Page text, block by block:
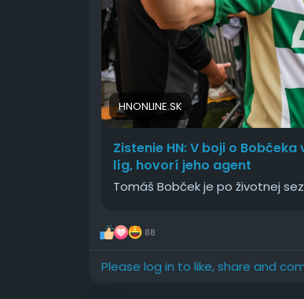
HNONLINE.SK
Zistenie HN: V boji o
líg, hovorí jeho agent
Tomáš Bobček je po životnej
88
Please log in to like, share and